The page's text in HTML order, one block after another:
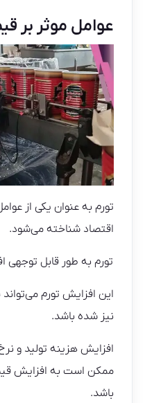
عوامل موثر بر
تورم به عنوان یکی از
اقتصاد شناخته می‌شود.
تورم به طور قابل توجهی
این افزایش تورم
نیز شده باشد.
افزایش هزینه تولید و
ممکن است به افزایش
باشد.